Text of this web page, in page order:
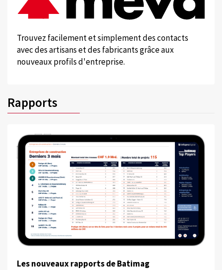
Trouvez facilement et simplement des contacts
avec des artisans et des fabricants grâce aux
nouveaux profils d'entreprise.
Rapports
Les nouveaux rapports de Batimag